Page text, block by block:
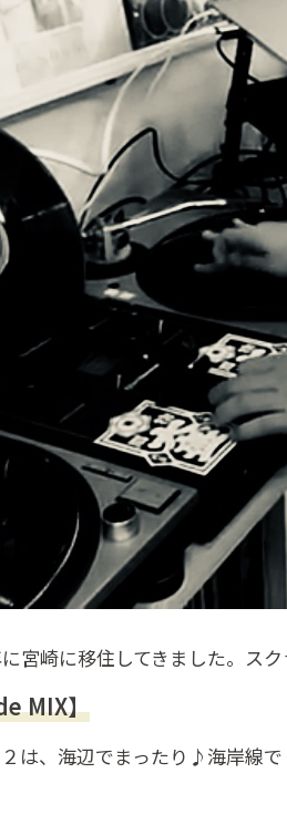
宮崎に移住してきました。ス
MIX】
は、海辺でまったり♪海岸線